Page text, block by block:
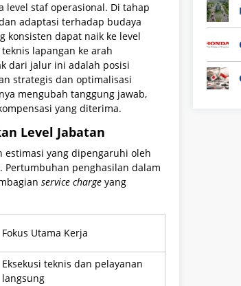
level staf operasional. Di tahap
adaptasi terhadap budaya
konsisten dapat naik ke level
lapangan ke arah
dari jalur ini adalah posisi
strategis dan optimalisasi
mengubah tanggung jawab,
yang diterima.
Level Jabatan
yang dipengaruhi oleh
Pertumbuhan penghasilan dalam
service charge yang
Fokus Utama Kerja
Eksekusi teknis dan pelayanan
langsung